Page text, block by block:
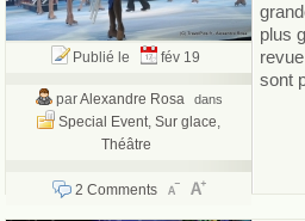
Publié le fév 19
parAlexandre Rosa dans
Special Event, Sur glace,
Théâtre
2 Comments
plus
sont